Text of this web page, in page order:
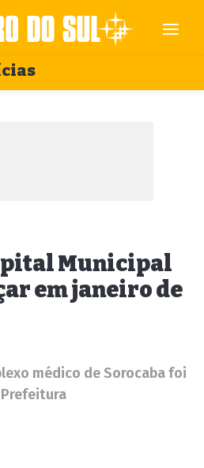
Municipal
em janeiro de
médico de Sorocaba foi